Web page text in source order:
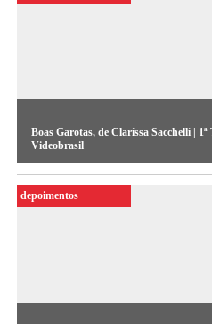
Boas Garotas, de Clarissa Sacchelli |
Videobrasil
Registro de espetáculo realizado
Temporada de Dança Videobrasil
depoimentos